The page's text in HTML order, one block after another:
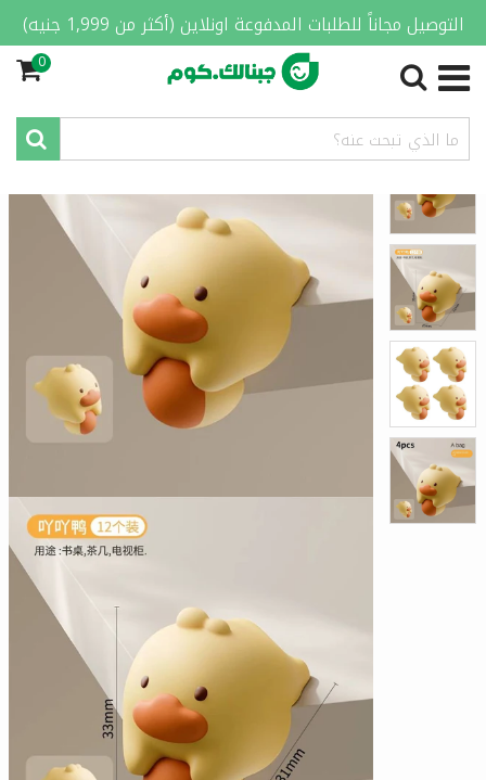
التوصيل مجاناً للطلبات المدفوعة اونلاين (أكثر من 1,999 جنيه)
0
الصفحة الرئيسية/المنزل والمطبخ